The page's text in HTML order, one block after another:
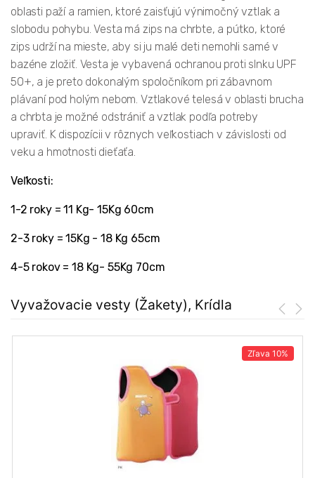
oblasti paží a ramien, ktoré zaisťujú výnimočný vztlak a
slobodu pohybu. Vesta má zips na chrbte, a pútko, ktoré
zips udrží na mieste, aby si ju malé deti nemohli samé v
bazéne zložiť. Vesta je vybavená ochranou proti slnku UPF
50+, a je preto dokonalým spoločníkom pri zábavnom
plávaní pod holým nebom. Vztlakové telesá v oblasti brucha
a chrbta je možné odstrániť a vztlak podľa potreby
upraviť. K dispozícii v rôznych veľkostiach v závislosti od
veku a hmotnosti dieťaťa.
Veľkosti:
1-2 roky = 11 Kg- 15Kg 60cm
2-3 roky = 15Kg - 18 Kg 65cm
4-5 rokov = 18 Kg- 55Kg 70cm
Vyvažovacie vesty (Žakety), Krídla
Zľava 10%